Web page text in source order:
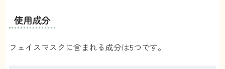
使用成分
フェイスマスクに含まれる成分は5つです。